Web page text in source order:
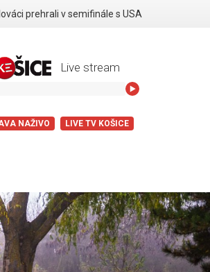
prehrali v semifinále s USA
Live stream
NAŽIVO LIVE TV KOŠICE